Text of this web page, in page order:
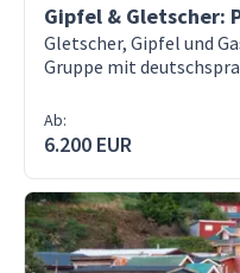
Gipfel & Gletscher:
Gletscher, Gipfel und
Gruppe mit
Ab:
6.200 EUR